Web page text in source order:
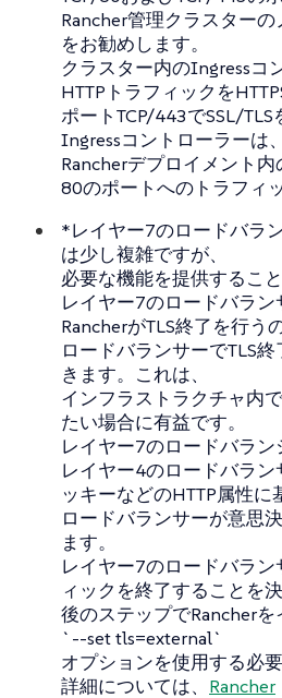
Rancher管理クラスター
をお勧めします。
クラスター内のIngressコ
HTTPトラフィックを
ポートTCP/443でSSL/TLS
Ingressコントローラーは、
Rancherデプロイメント
80のポートへのトラフィ
*レイヤー7のロードバラ
は少し複雑ですが、
必要な機能を提供するこ
レイヤー7のロードバラン
RancherがTLS終了を行う
ロードバランサーでTLS
きます。これは、
インフラストラクチャ内
たい場合に有益です。
レイヤー7のロードバラン
レイヤー4のロードバラ
ッキーなどのHTTP属性に
ロードバランサーが意思
ます。
レイヤー7のロードバラン
ィックを終了することを
後のステップでRancher
`--set tls=external`
オプションを使用する必要
詳細については、 Rancher